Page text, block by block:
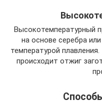
Высокотемпературный
на основе серебра
температурой
происходит отжиг